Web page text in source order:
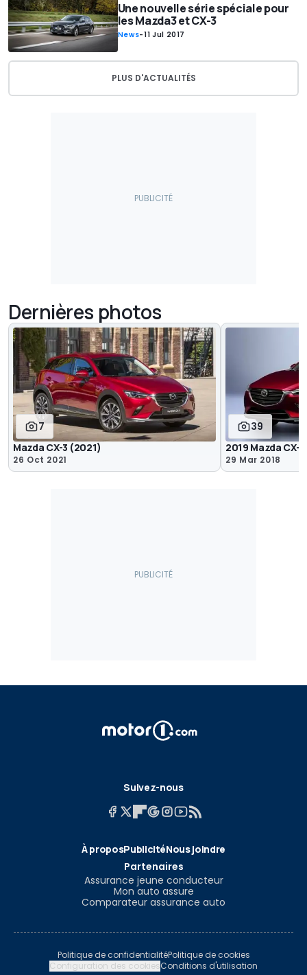
Une nouvelle série spéciale pour
les Mazda3 et CX-3
News-11 Jul 2017
PLUS D'ACTUALITÉS
Dernières photos
7
Mazda CX-3 (2021)
26 Oct 2021
39
2019 Mazda CX-3
29 Mar 2018
Suivez-nous
À proposPublicitéNous joindre
Partenaires
Assurance jeune conducteur
Mon auto assure
Comparateur assurance auto
Politique de confidentialitéPolitique de cookies
Configuration des cookiesConditions d'utilisation